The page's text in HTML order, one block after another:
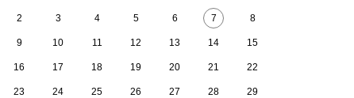
2 3 4 5 6 7 8
9 10 11 12 13 14 15
16 17 18 19 20 21 22
23 24 25 26 27 28 29